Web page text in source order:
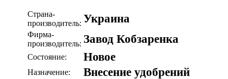
Страна-
производитель: Украина
Фирма-
производитель: Завод Кобзаренка
Состояние: Новое
Назначение: Внесение удобрений